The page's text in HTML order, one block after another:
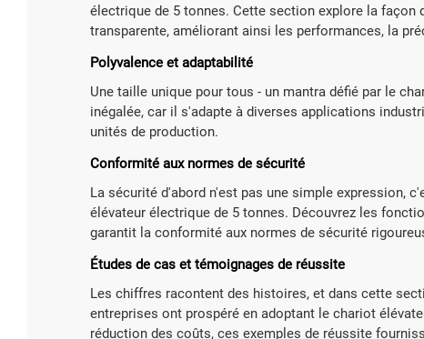
électrique de 5 tonnes. Cette section explore la
transparente, améliorant ainsi les performances, la
Polyvalence et adaptabilité
Une taille unique pour tous - un mantra défié par le
inégalée, car il s'adapte à diverses applications
unités de production.
Conformité aux normes de sécurité
La sécurité d'abord n'est pas une simple expression,
élévateur électrique de 5 tonnes. Découvrez les
garantit la conformité aux normes de sécurité
Études de cas et témoignages de réussite
Les chiffres racontent des histoires, et dans cette
entreprises ont prospéré en adoptant le chariot
réduction des coûts, ces exemples de réussite